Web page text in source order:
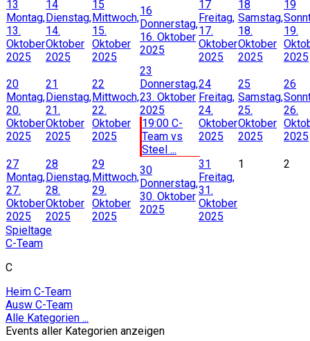
13
Montag,
13.
Oktober
2025
14
Dienstag,
14.
Oktober
2025
15
Mittwoch,
15.
Oktober
2025
16
Donnerstag,
16. Oktober
2025
17
Freitag,
17.
Oktober
2025
18
Samstag,
18.
Oktober
2025
19
19.
2025
20
Montag,
20.
Oktober
2025
21
Dienstag,
21.
Oktober
2025
22
Mittwoch,
22.
Oktober
2025
23
Donnerstag,
23. Oktober
2025
19:00 C-
Team vs
Steel ...
24
Freitag,
24.
Oktober
2025
25
Samstag,
25.
Oktober
2025
26
26.
2025
27
Montag,
27.
Oktober
2025
28
Dienstag,
28.
Oktober
2025
29
Mittwoch,
29.
Oktober
2025
30
Donnerstag,
30. Oktober
2025
31
Freitag,
31.
Oktober
2025
1 2
Spieltage
C-Team
C
Heim C-Team
Ausw C-Team
Alle Kategorien ...
Events aller Kategorien anzeigen